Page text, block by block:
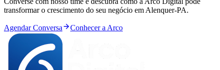
transformar o crescimento do seu negócio em Alenquer-PA.
Agendar Conversa Conhecer a Arco